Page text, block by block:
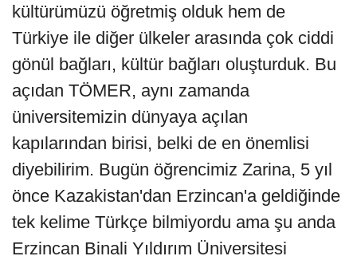
kültürümüzü öğretmiş olduk hem de
Türkiye ile diğer ülkeler arasında çok ciddi
gönül bağları, kültür bağları oluşturduk. Bu
açıdan TÖMER, aynı zamanda
üniversitemizin dünyaya açılan
kapılarından birisi, belki de en önemlisi
diyebilirim. Bugün öğrencimiz Zarina, 5 yıl
önce Kazakistan'dan Erzincan'a geldiğinde
tek kelime Türkçe bilmiyordu ama şu anda
Erzincan Binali Yıldırım Üniversitesi